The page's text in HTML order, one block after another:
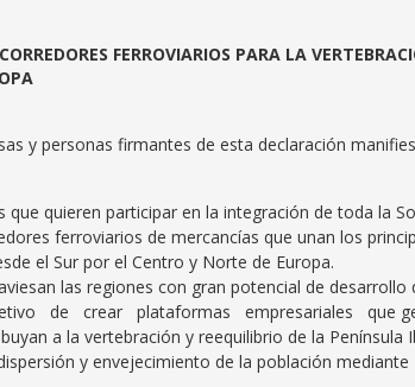
FERROVIARIOS PARA LA
y personas firmantes de esta declaración
quieren participar en la integración de toda la
ferroviarios de mercancías que unan los
el Sur por el Centro y Norte de Europa.
las regiones con gran potencial de desarrollo
de crear plataformas empresariales que
a la vertebración y reequilibrio de la Península
y envejecimiento de la población mediante